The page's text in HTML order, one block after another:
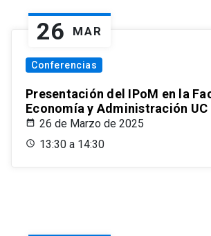
26 MAR
Conferencias
Presentación del IPoM en la
Economía y Administración UC
26 de Marzo de 2025
13:30 a 14:30